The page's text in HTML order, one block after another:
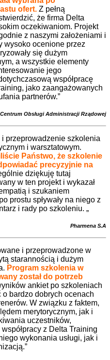
ofert. Z pełną
że firma Delta
oczekiwaniom. Projekt
z naszymi założeniami i
wysoko ocenione przez
się dużym
a wszystkie elementy
jego
współpracę
jako zaangażowanych
partnerów.”
Centrum Obsługi Administracji Rządowej
przeprowadzenie szkolenia
i warsztatowym.
Państwo, że szkolenie
precyzyjnie na
dziękuję tutaj
w ten projekt i wykazał
i szukaniem
prostu spływały na niego z
i rady po szkoleniu. „
Pharmena S.A
i przeprowadzone w
starannością i dużym
Program szkolenia w
został do potrzeb
ankiet po szkoleniach
bardzo dobrych ocenach
W związku z faktem,
merytorycznym, jak i
uczestników,
z Delta Training
wykonania usługi, jak i